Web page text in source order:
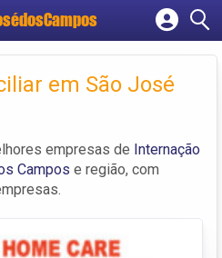
Cadastrar empresa
Criar contaem São José
empresas de Internação
Campos e região, com